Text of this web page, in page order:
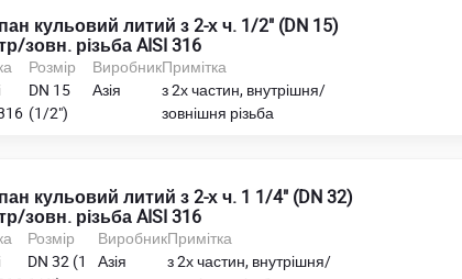
кульовий литий з 2-х ч. 1/2" (DN 15)
зовн. різьба AISI 316
Розмір
DN 15
(1/2")
Виробник
Азія
Примітка
з 2х частин, внутрішня/
зовнішня різьба
кульовий литий з 2-х ч. 1 1/4" (DN 32)
зовн. різьба AISI 316
Розмір
DN 32 (1
Виробник
Азія
Примітка
з 2х частин, внутрішня/